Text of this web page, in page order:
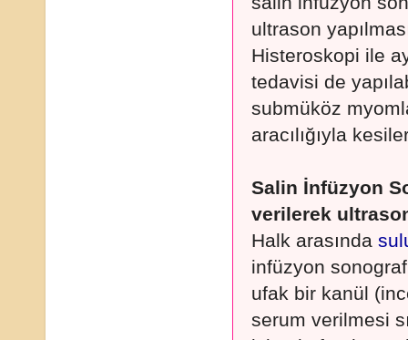
ultrason
Histeroskopi ile
tedavisi de
submüköz
aracılığıyla
Salin İnfüzyon
verilerek
Halk arasında
infüzyon
ufak bir kanül
serum verilmesi